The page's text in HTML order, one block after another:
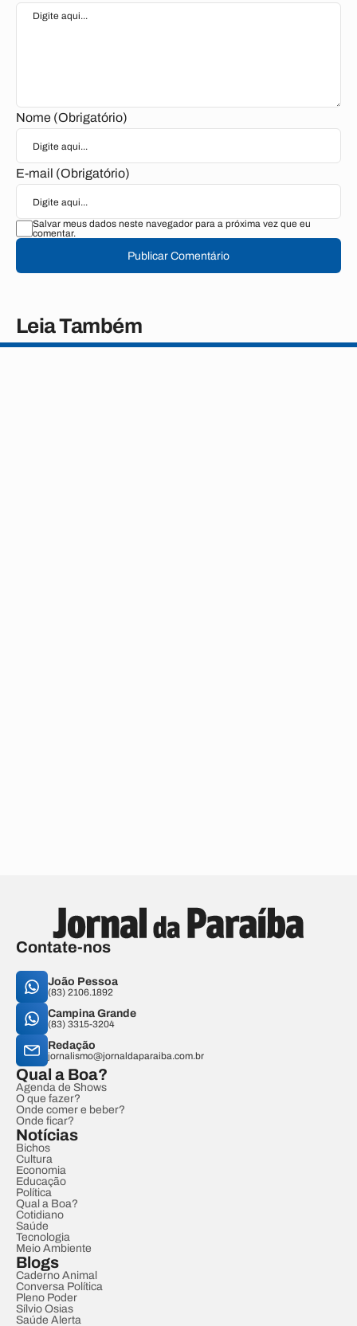
Nome (Obrigatório)
E-mail (Obrigatório)
Salvar meus dados neste navegador para a próxima vez que eu
comentar.
Publicar Comentário
Leia Também
Contate-nos
João Pessoa
(83) 2106.1892
Campina Grande
(83) 3315-3204
Redação
jornalismo@jornaldaparaiba.com.br
Qual a Boa?
Agenda de Shows
O que fazer?
Onde comer e beber?
Onde ficar?
Notícias
Bichos
Cultura
Economia
Educação
Política
Qual a Boa?
Cotidiano
Saúde
Tecnologia
Meio Ambiente
Blogs
Caderno Animal
Conversa Política
Pleno Poder
Sílvio Osias
Saúde Alerta